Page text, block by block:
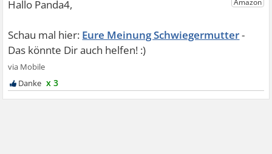
Eure Meinung Schwiegermutter
x 3